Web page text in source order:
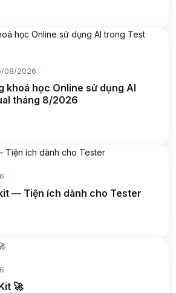
08/2026
khoá học Online sử dụng AI
tháng 8/2026
— Tiện ích dành cho Tester
🚀